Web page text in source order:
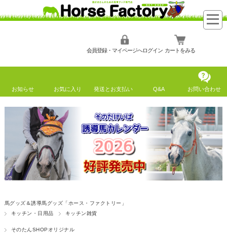
会員登録・マイページへログイン カートをみる
お知らせ お気に入り 発送とお支払い Q&A お問い合わせ
馬グッズ＆誘導馬グッズ「ホース・ファクトリー」
キッチン・日用品
キッチン雑貨
そのたんSHOPオリジナル